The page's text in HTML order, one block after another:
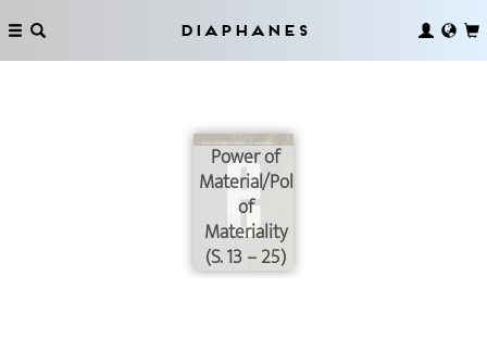
Diaphanes
Power of
Material/Politics
of
Materiality
(S. 13 – 25)